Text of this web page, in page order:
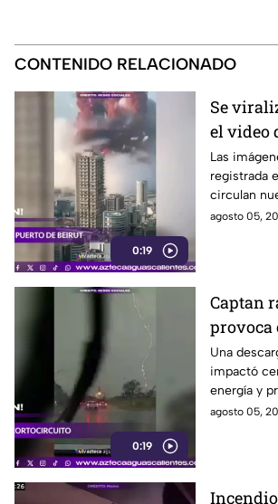
CONTENIDO RELACIONADO
0:19
Se
el video
en el
Las
registrada
circulan
sociales
agosto 05,
0:19
Captan
durante
eléctrica
Una
impactó
energía y
durante
agosto 05,